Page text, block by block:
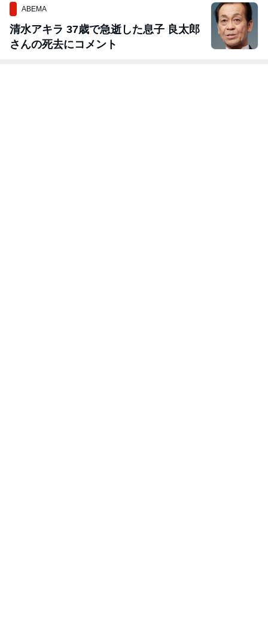
ABEMA
清水アキラ 37歳で急逝した息子 良太郎
さんの死去にコメント